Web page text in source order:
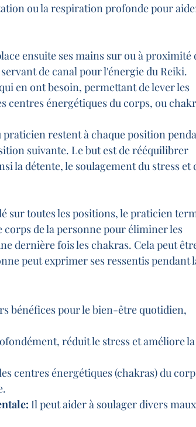
ou la respiration profonde pour
ensuite ses mains sur ou à proximité
de canal pour l'énergie du Reiki.
en ont besoin, permettant de lever les
centres énergétiques du corps, ou
praticien restent à chaque position
suivante. Le but est de rééquilibrer
la détente, le soulagement du stress et
sur toutes les positions, le praticien
de la personne pour éliminer les
dernière fois les chakras. Cela peut
peut exprimer ses ressentis pendant
bénéfices pour le bien-être quotidien,
réduit le stress et améliore la
centres énergétiques (chakras) du
Il peut aider à soulager divers